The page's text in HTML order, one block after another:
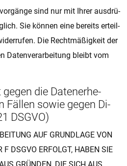
sind nur mit Ihrer aus­drü­
Sie kön­nen eine be­reits er­teil­
Die Recht­mä­ßig­keit der
Da­ten­ver­a­r­bei­tung bleibt vom
die Da­te­n­er­he­
Fäl­len sowie gegen Di­
DSGVO)
AUF GRUND­LA­GE VON
F DSGVO ER­FOLGT, HABEN SIE